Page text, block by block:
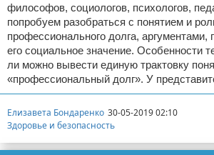
философов, социологов, психологов,
попробуем разобраться с понятием и
профессионального долга,
его социальное значение. Особенности
ли можно вывести единую трактовку
«профессиональный долг». У
Елизавета Бондаренко 30-05-2019 02:10
Здоровье и безопасность